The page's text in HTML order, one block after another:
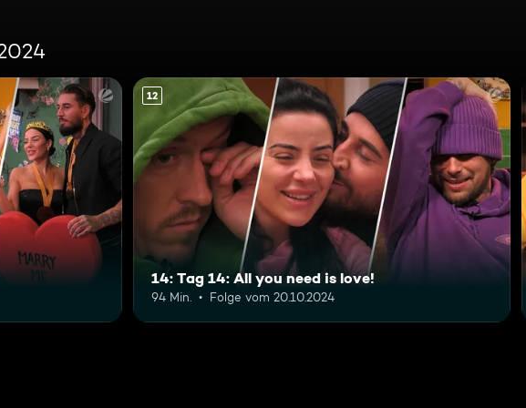
12
14: Tag 14: All you need is love!
94 Min. Folge vom 20.10.2024